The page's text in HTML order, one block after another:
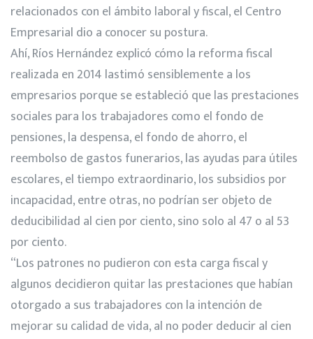
relacionados con el ámbito laboral y fiscal, el Centro
Empresarial dio a conocer su postura.
Ahí, Ríos Hernández explicó cómo la reforma fiscal
realizada en 2014 lastimó sensiblemente a los
empresarios porque se estableció que las prestaciones
sociales para los trabajadores como el fondo de
pensiones, la despensa, el fondo de ahorro, el
reembolso de gastos funerarios, las ayudas para útiles
escolares, el tiempo extraordinario, los subsidios por
incapacidad, entre otras, no podrían ser objeto de
deducibilidad al cien por ciento, sino solo al 47 o al 53
por ciento.
“Los patrones no pudieron con esta carga fiscal y
algunos decidieron quitar las prestaciones que habían
otorgado a sus trabajadores con la intención de
mejorar su calidad de vida, al no poder deducir al cien